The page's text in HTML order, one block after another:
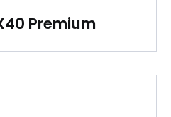
Premium